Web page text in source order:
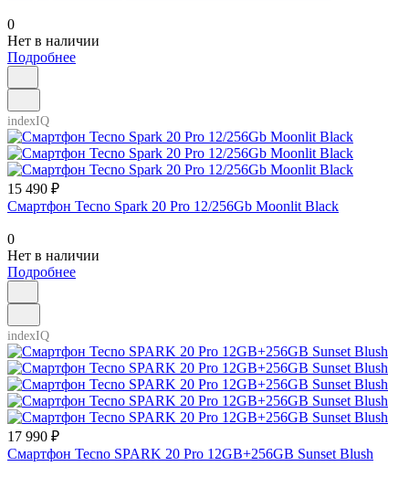
0
Нет в наличии
Подробнее
indexIQ
15 490 ₽
Смартфон Tecno Spark 20 Pro 12/256Gb Moonlit Black
0
Нет в наличии
Подробнее
indexIQ
17 990 ₽
Смартфон Tecno SPARK 20 Pro 12GB+256GB Sunset Blush